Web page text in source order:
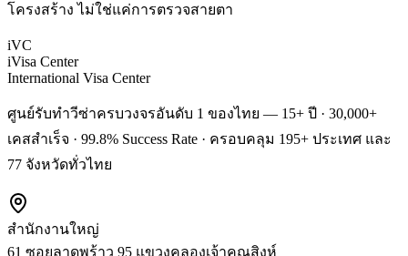
โครงสร้าง ไม่ใช่แค่การตรวจสายตา
iVC
iVisa Center
International Visa Center
ศูนย์รับทำวีซ่าครบวงจรอันดับ 1 ของไทย — 15+ ปี · 30,000+
เคสสำเร็จ · 99.8% Success Rate · ครอบคลุม 195+ ประเทศ และ
77 จังหวัดทั่วไทย
สำนักงานใหญ่
61 ซอยลาดพร้าว 95 แขวงคลองเจ้าคุณสิงห์